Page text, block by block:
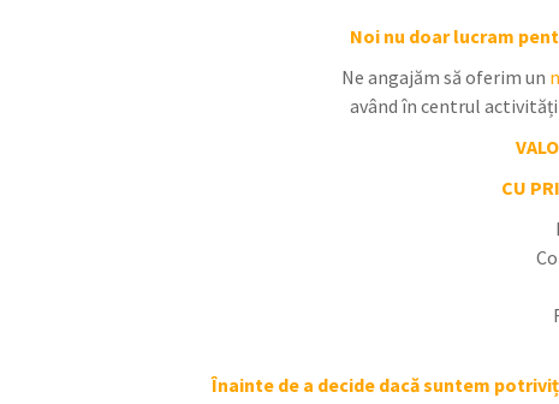
Noi nu doar lucram
Ne angajăm să oferim un
având în centrul
CU
Înainte de a decide dacă suntem